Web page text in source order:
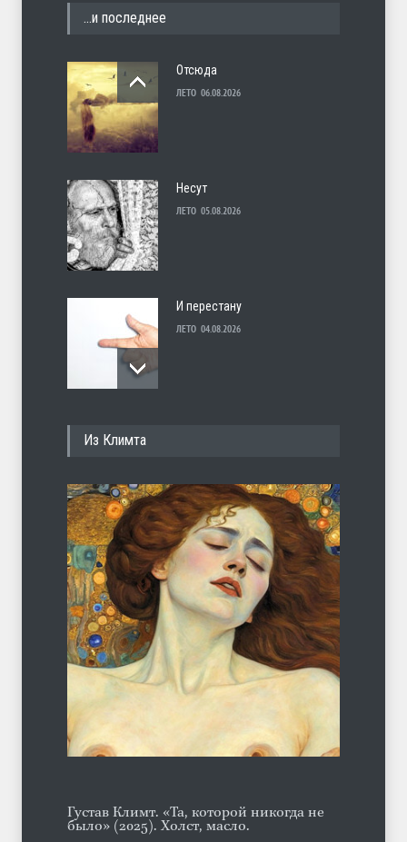
…и последнее
Отсюда
ЛЕТО 06.08.2026
Несут
ЛЕТО 05.08.2026
И перестану
ЛЕТО 04.08.2026
Марципан (из Агнии Барто)
ЛЕТО 31.07.2026
А ещё борода
ЛЕТО 07.08.2026
Из Климта
Густав Климт. «Та, которой никогда не
было» (2025). Холст, масло.